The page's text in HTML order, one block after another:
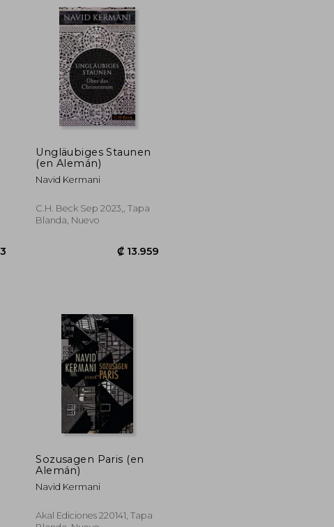
₡ 41.949
Ungläubiges Staunen
(en Alemán)
Navid Kermani
C.H. Beck Sep 2023,, Tapa
Blanda, Nuevo
Sozusagen Paris (en
Alemán)
Navid Kermani
Akal Ediciones 220141, Tapa